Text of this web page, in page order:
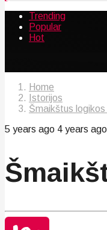
Trending
Popular
Hot
Home
Istorijos
Šmaikštus
5 years ago 4 years ago